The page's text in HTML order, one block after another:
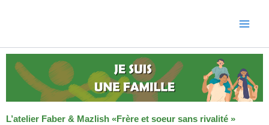
L’atelier Faber & Mazlish «Frère et soeur sans rivalité »